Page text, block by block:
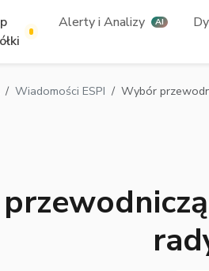
Alerty i Analizy AI
Wiadomości ESPI Wybór